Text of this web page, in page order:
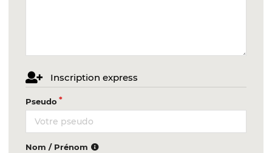
Inscription express
Pseudo
Nom / Prénom